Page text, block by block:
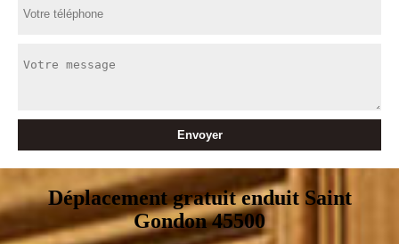
Déplacement gratuit enduit Saint
Gondon 45500